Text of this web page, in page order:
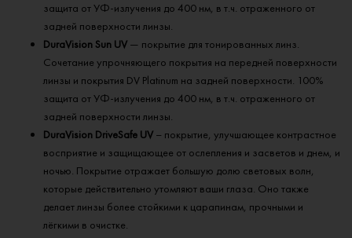
защита от УФ-излучения до 400 нм, в т.ч. отраженного от
задней поверхности линзы.
DuraVision Sun UV — покрытие для тонированных линз.
Сочетание упрочняющего покрытия на передней поверхности
линзы и покрытия DV Platinum на задней поверхности. 100%
защита от УФ-излучения до 400 нм, в т.ч. отраженного от
задней поверхности линзы.
DuraVision DriveSafe UV – покрытие, улучшающее контрастное
восприятие и защищающее от ослепления и засветов и днем, и
ночью. Покрытие отражает большую долю световых волн,
которые действительно утомляют ваши глаза. Оно также
делает линзы более стойкими к царапинам, прочными и
лёгкими в очистке.